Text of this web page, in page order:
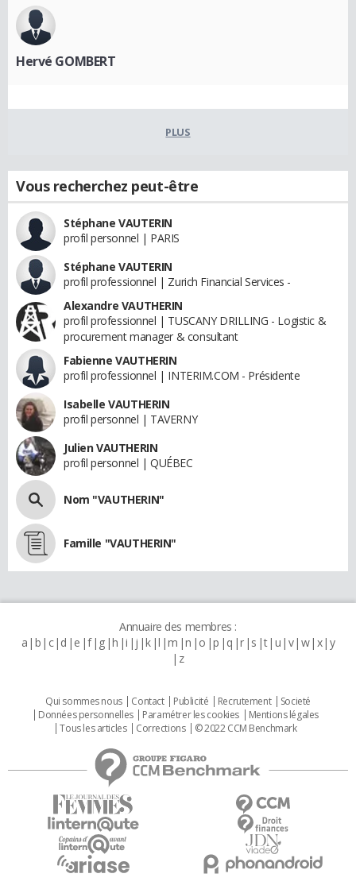
Hervé GOMBERT
PLUS
Vous recherchez peut-être
Stéphane VAUTERIN
profil personnel | PARIS
Stéphane VAUTERIN
profil professionnel | Zurich Financial Services -
Alexandre VAUTHERIN
profil professionnel | TUSCANY DRILLING - Logistic &
procurement manager & consultant
Fabienne VAUTHERIN
profil professionnel | INTERIM.COM - Présidente
Isabelle VAUTHERIN
profil personnel | TAVERNY
Julien VAUTHERIN
profil personnel | QUÉBEC
Nom "VAUTHERIN"
Famille "VAUTHERIN"
Annuaire des membres :
a b c d e f g h i j k l m n o p q r s t u v w x y
z
Qui sommes nous Contact Publicité Recrutement
Societé
Données personnelles
Paramétrer les cookies
Mentions légales
Tous les articles
Corrections © 2022 CCM Benchmark